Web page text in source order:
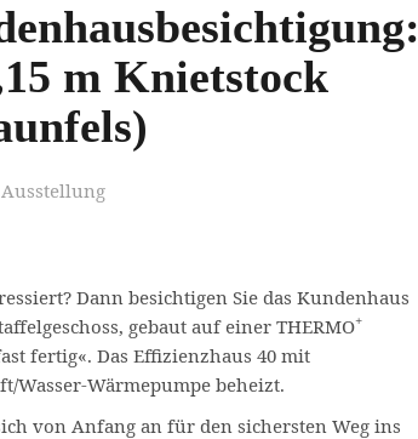
m Knietstock
Ausstellung
Dann besichtigen Sie das Kundenhaus
gebaut auf einer THERMO+
fertig«. Das Effizienzhaus 40 mit
Wärmepumpe beheizt.
von Anfang an für den sichersten Weg ins